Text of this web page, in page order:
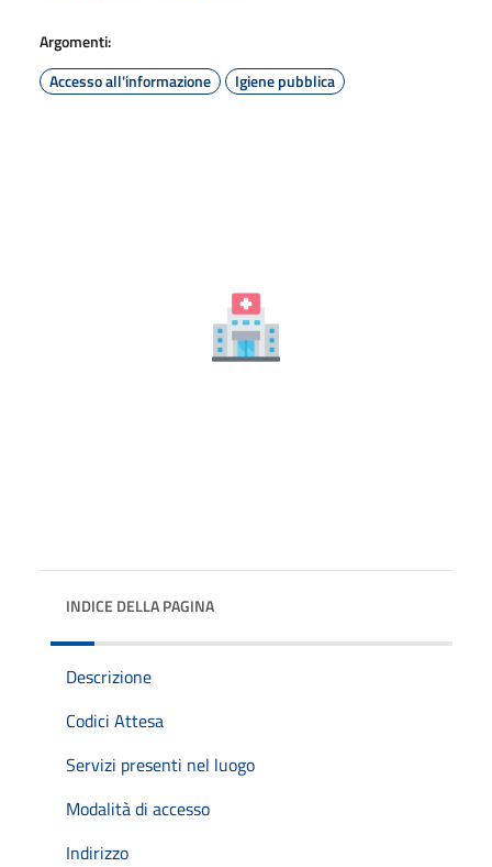
Argomenti:
Accesso all'informazione
Igiene pubblica
INDICE DELLA PAGINA
Descrizione
Codici Attesa
Servizi presenti nel luogo
Modalità di accesso
Indirizzo